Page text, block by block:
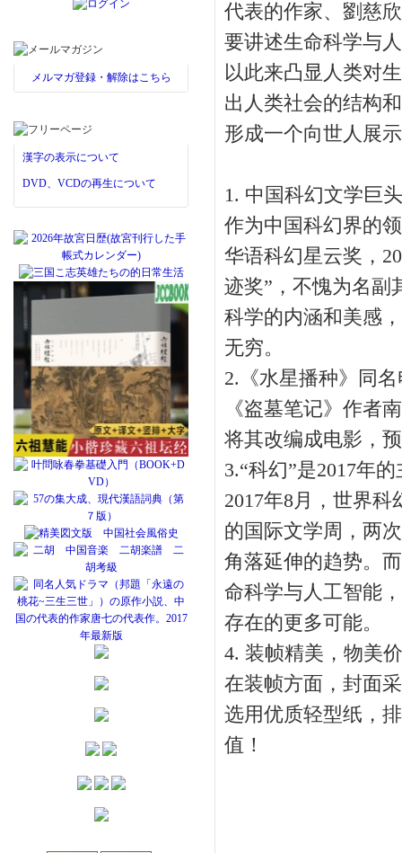
メルマガ登録・解除はこちら
漢字の表示について
DVD、VCDの再生について
代表的作家、劉慈
要讲述生命科学与
以此来凸显人类对
出人类社会的结构
形成一个向世人展
1. 中国科幻文学巨
作为中国科幻界的
华语科幻星云奖，
迹奖”，不愧为名副
科学的内涵和美感
无穷。
2.《水星播种》同
《盗墓笔记》作者
将其改编成电影，
3.“科幻”是2017年的
2017年8月，世界
的国际文学周，两
角落延伸的趋势。
命科学与人工智能
存在的更多可能。
4. 装帧精美，物美
在装帧方面，封面
选用优质轻型纸，
值！